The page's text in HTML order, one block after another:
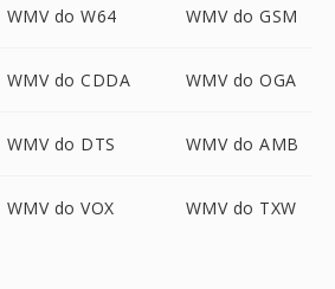
WMV do W64 WMV do GSM
WMV do CDDA WMV do OGA
WMV do DTS WMV do AMB
WMV do VOX WMV do TXW